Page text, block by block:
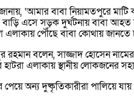
‘আমার বাবা নিয়ামতপুরে মাটি
এসে সড়ক দুর্ঘটনায় বাবা
এলাকায় পৌঁছে বাবা কোথায়
রহমান বলেন, সাজ্জাদ হোসেন
এলাকায় স্থানীয় লোকজনের
অন্য দুষ্কৃতিকারীরা পালিয়ে